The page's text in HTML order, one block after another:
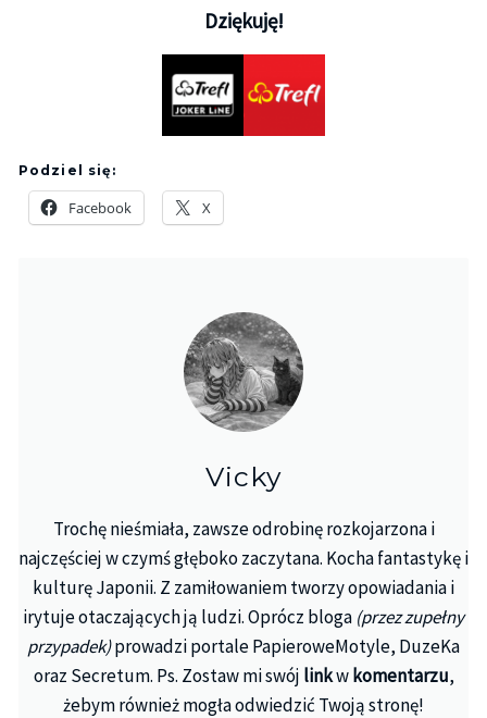
Dziękuję!
Podziel się:
Facebook X
Vicky
Trochę nieśmiała, zawsze odrobinę rozkojarzona i
najczęściej w czymś głęboko zaczytana. Kocha fantastykę i
kulturę Japonii. Z zamiłowaniem tworzy opowiadania i
irytuje otaczających ją ludzi. Oprócz bloga (przez zupełny
przypadek)prowadzi portale PapieroweMotyle, DuzeKa
oraz Secretum. Ps. Zostaw mi swój linkwkomentarzu,
żebym również mogła odwiedzić Twoją stronę!